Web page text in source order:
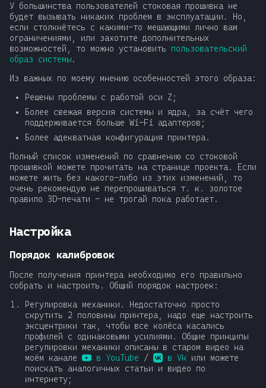
У большинства пользователей стоковая прошивка не
будет вызывать никаких проблем в эксплуатации. Но,
если столкнётесь с какими-то мешающими лично вам
ограничениями, или захотите дополнительных
возможностей, то можно установить пользовательский
образ системы.
Из важных по моему мнению особенностей этого образа:
Решены проблемы с работой оси Z;
Более свежая версия системы и ядра, за счёт чего
поддерживается больше Wi-Fi адаптеров;
Более адекватная конфигурация принтера.
Полный список изменений по сравнению со стоковой
прошивкой можете прочитать на странице проекта. Если
можете жить без какого-либо из этих изменений, то
очень рекомендую не перепрошиваться т. к. золотое
правило 3D-печати - не трогай пока работает.
Настройка
Порядок калибровок
После получения принтера необходимо его правильно
собрать и настроить. Общий порядок настроек:
Регулировка механики. Недостаточно просто
скрутить 2 половины принтера, надо еще настроить
эксцентрики так, чтобы все колёса касались
профилей с одинаковыми усилиями. Общие принципы
регулировки механики описаны в старом видео на
моём канале
в YouTube / в Vkили можете
поискать аналогичных статьи и видео по
интернету;